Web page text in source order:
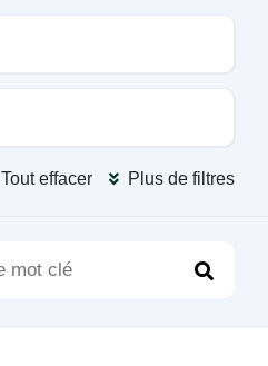
Tout effacer Plus de filtres